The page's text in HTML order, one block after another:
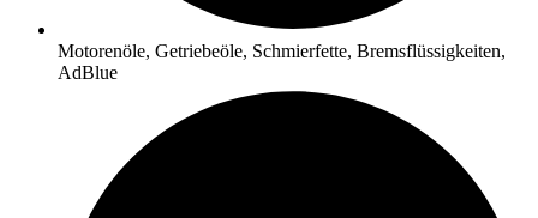
Motorenöle, Getriebeöle, Schmierfette, Bremsflüssigkeiten,
AdBlue